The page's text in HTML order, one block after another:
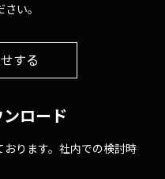
い。
する
ロード
ります。社内での検討時